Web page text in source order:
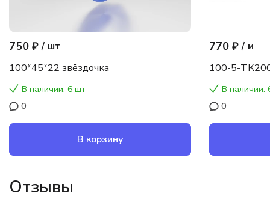
750 ₽ / шт
100*45*22 звёздочка
В наличии: 6 шт
0
В корзину
770 ₽ / м
100-5-
В наличии:
0
Отзывы